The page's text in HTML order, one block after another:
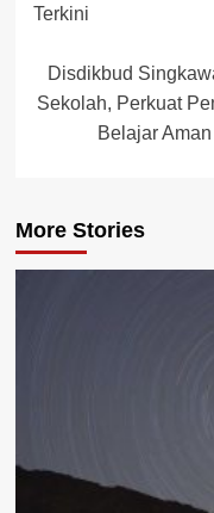
Terkini
Disdikbud
Sekolah, Perkuat
Belajar
More Stories